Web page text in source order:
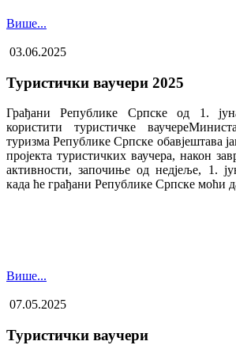
Више...
03.06.2025
Туристички ваучери 2025
Грађани Републике Српске од 1.
користити туристичке
туризма Републике Српске обавјештава
пројекта туристичких ваучера, након
активности, започиње од недјеље, 1.
када ће грађани Републике Српске моћи
Више...
07.05.2025
Туристички ваучери